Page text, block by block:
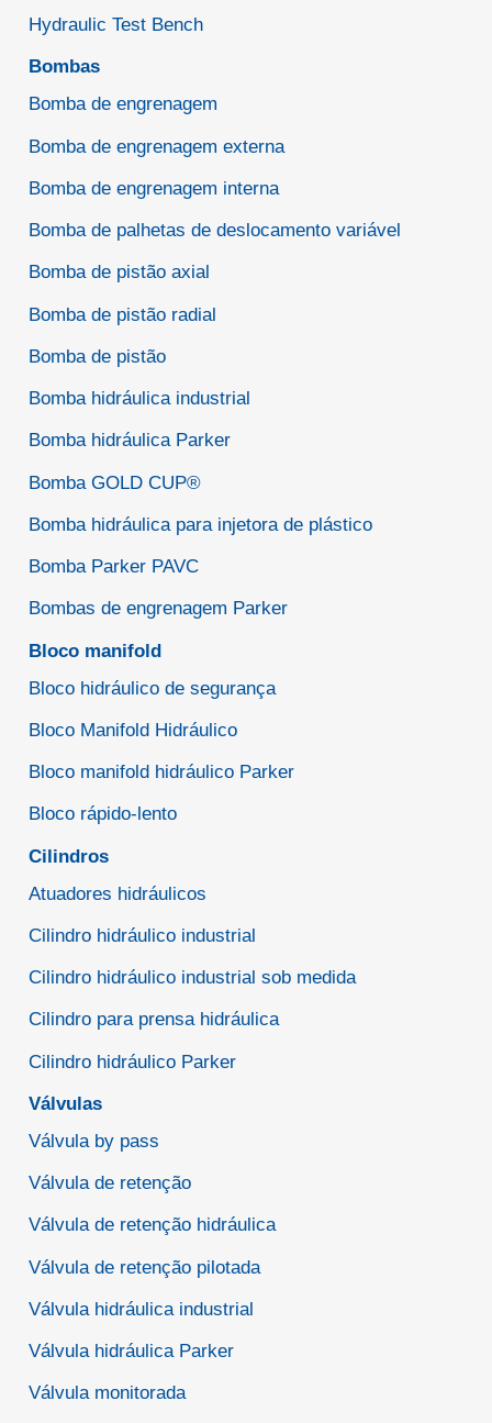
Hydraulic Test Bench
Bombas
Bomba de engrenagem
Bomba de engrenagem externa
Bomba de engrenagem interna
Bomba de palhetas de deslocamento variável
Bomba de pistão axial
Bomba de pistão radial
Bomba de pistão
Bomba hidráulica industrial
Bomba hidráulica Parker
Bomba GOLD CUP®
Bomba hidráulica para injetora de plástico
Bomba Parker PAVC
Bombas de engrenagem Parker
Bloco manifold
Bloco hidráulico de segurança
Bloco Manifold Hidráulico
Bloco manifold hidráulico Parker
Bloco rápido-lento
Cilindros
Atuadores hidráulicos
Cilindro hidráulico industrial
Cilindro hidráulico industrial sob medida
Cilindro para prensa hidráulica
Cilindro hidráulico Parker
Válvulas
Válvula by pass
Válvula de retenção
Válvula de retenção hidráulica
Válvula de retenção pilotada
Válvula hidráulica industrial
Válvula hidráulica Parker
Válvula monitorada